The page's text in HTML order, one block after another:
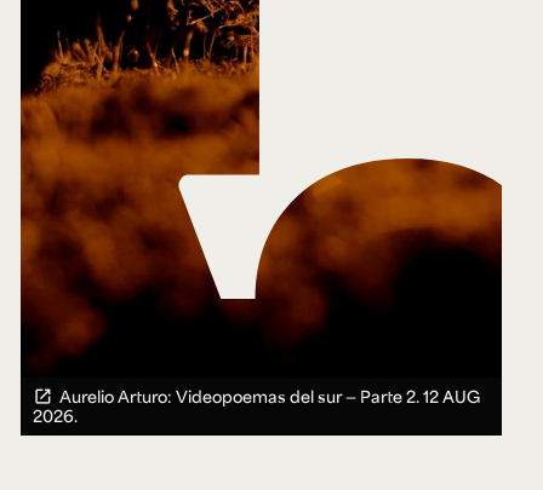
Aurelio Arturo: Videopoemas del sur — Parte 2.12 AUG
2026.